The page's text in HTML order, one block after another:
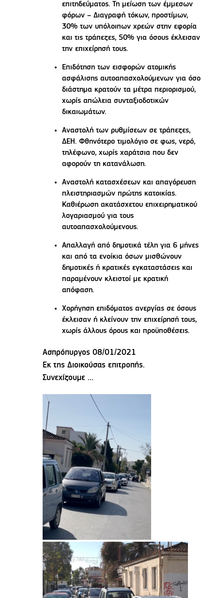
επιτηδεύματος. Τη μείωση των έμμεσων
φόρων – Διαγραφή τόκων, προστίμων,
30% των υπόλοιπων χρεών στην εφορία
και τις τράπεζες, 50% για όσους έκλεισαν
την επιχείρησή τους.
Επιδότηση των εισφορών ατομικής
ασφάλισης αυτοαπασχολούμενων για όσο
διάστημα κρατούν τα μέτρα περιορισμού,
χωρίς απώλεια συνταξιοδοτικών
δικαιωμάτων.
Αναστολή των ρυθμίσεων σε τράπεζες,
ΔΕΗ. Φθηνότερο τιμολόγιο σε φως, νερό,
τηλέφωνο, χωρίς χαράτσια που δεν
αφορούν τη κατανάλωση.
Αναστολή κατασχέσεων και απαγόρευση
πλειστηριασμών πρώτης κατοικίας.
Καθιέρωση ακατάσχετου επιχειρηματικού
λογαριασμού για τους
αυτοαπασχολούμενους.
Απαλλαγή από δημοτικά τέλη για 6 μήνες
και από τα ενοίκια όσων μισθώνουν
δημοτικές ή κρατικές εγκαταστάσεις και
παραμένουν κλειστοί με κρατική
απόφαση.
Χορήγηση επιδόματος ανεργίας σε όσους
έκλεισαν ή κλείνουν την επιχείρησή τους,
χωρίς άλλους όρους και προϋποθέσεις.
Ασπρόπυργος 08/01/2021
Εκ της Διοικούσας επιτροπής.
Συνεχίζουμε …